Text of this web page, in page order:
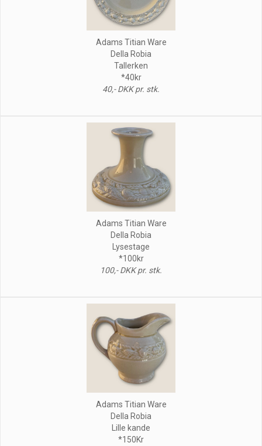
Adams Titian Ware
Della Robia
Tallerken
*40kr
40,- DKK pr. stk.
Adams Titian Ware
Della Robia
Lysestage
*100kr
100,- DKK pr. stk.
Adams Titian Ware
Della Robia
Lille kande
*150Kr